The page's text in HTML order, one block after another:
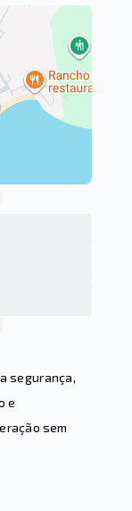
segurança,
e
sem